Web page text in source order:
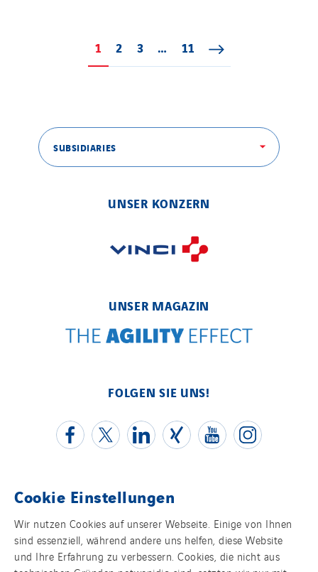
1 Page 1
2 Page 2
3 Page 3
… 11 Page 11
SUBSIDIARIES
UNSER KONZERN
UNSER MAGAZIN
FOLGEN SIE UNS!
Kontakt
Impressum
Cookie Einstellungen
Wir nutzen Cookies auf unserer Webseite. Einige von Ihnen
sind essenziell, während andere uns helfen, diese Website
und Ihre Erfahrung zu verbessern. Cookies, die nicht aus